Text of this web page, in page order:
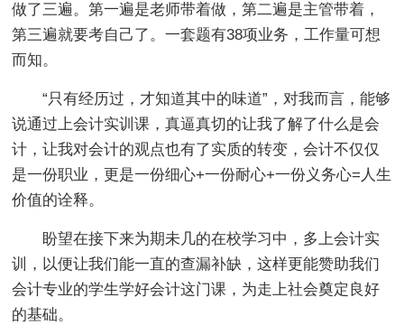
做了三遍。第一遍是老师带着做，第二遍是主管带着，
第三遍就要考自己了。一套题有38项业务，工作量可想
而知。
“只有经历过，才知道其中的味道”，对我而言，能够
说通过上会计实训课，真逼真切的让我了解了什么是会
计，让我对会计的观点也有了实质的转变，会计不仅仅
是一份职业，更是一份细心+一份耐心+一份义务心=人生
价值的诠释。
盼望在接下来为期未几的在校学习中，多上会计实
训，以便让我们能一直的查漏补缺，这样更能赞助我们
会计专业的学生学好会计这门课，为走上社会奠定良好
的基础。